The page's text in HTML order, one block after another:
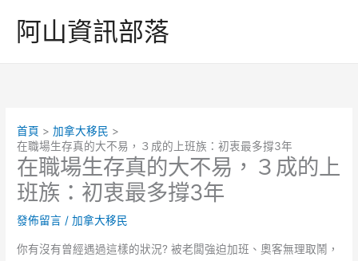
阿山資訊部落
首頁
加拿大移民
在職場生存真的大不易，３成的上班族：初衷最多撐3年
在職場生存真的大不易，３成的上
班族：初衷最多撐3年
發佈留言 /加拿大移民
你有沒有曾經遇過這樣的狀況? 被老闆強迫加班、奧客無理取鬧，